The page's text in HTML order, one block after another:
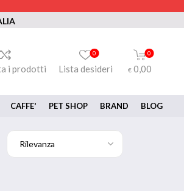
i prodotti Lista desideri
0 0
€ 0,00
CAFFE' PET SHOP BRAND BLOG